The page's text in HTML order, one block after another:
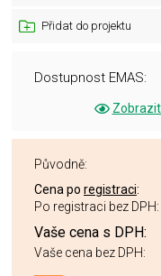
Přidat do projektu
Dostupnost EMAS:
Původně:
Cena po registraci:
Po registraci bez DPH:
Vaše cena s DPH:
Vaše cena bez DPH: